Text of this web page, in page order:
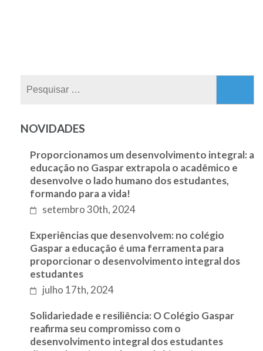
NOVIDADES
Proporcionamos um desenvolvimento integral: a
educação no Gaspar extrapola o acadêmico e
desenvolve o lado humano dos estudantes,
formando para a vida!
setembro 30th, 2024
Experiências que desenvolvem: no colégio
Gaspar a educação é uma ferramenta para
proporcionar o desenvolvimento integral dos
estudantes
julho 17th, 2024
Solidariedade e resiliência: O Colégio Gaspar
reafirma seu compromisso com o
desenvolvimento integral dos estudantes